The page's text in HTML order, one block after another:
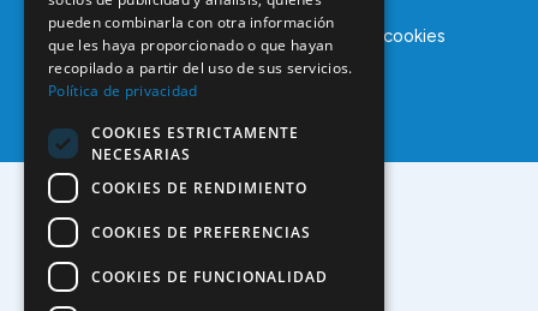
Aviso legal Política de privacidad Política de cookies
pueden combinarla con otra información
que les haya proporcionado o que hayan
recopilado a partir del uso de sus servicios.
Política de privacidad
COOKIES ESTRICTAMENTE
NECESARIAS
COOKIES DE RENDIMIENTO
COOKIES DE PREFERENCIAS
COOKIES DE FUNCIONALIDAD